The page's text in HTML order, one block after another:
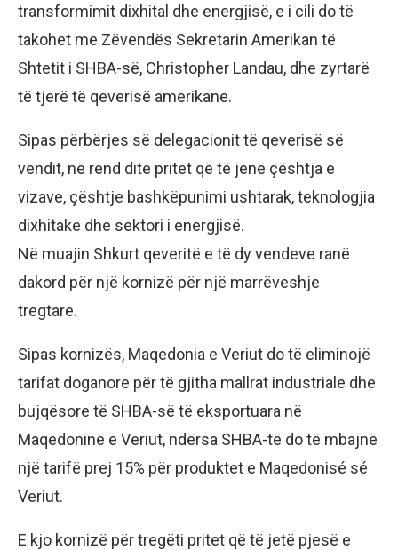
transformimit dixhital dhe energjisë, e i cili do të
takohet me Zëvendës Sekretarin Amerikan të
Shtetit i SHBA-së, Christopher Landau, dhe zyrtarë
të tjerë të qeverisë amerikane.
Sipas përbërjes së delegacionit të qeverisë së
vendit, në rend dite pritet që të jenë çështja e
vizave, çështje bashkëpunimi ushtarak, teknologjia
dixhitake dhe sektori i energjisë.
Në muajin Shkurt qeveritë e të dy vendeve ranë
dakord për një kornizë për një marrëveshje
tregtare.
Sipas kornizës, Maqedonia e Veriut do të eliminojë
tarifat doganore për të gjitha mallrat industriale dhe
bujqësore të SHBA-së të eksportuara në
Maqedoninë e Veriut, ndërsa SHBA-të do të mbajnë
një tarifë prej 15% për produktet e Maqedonisé sé
Veriut.
E kjo kornizë për tregëti pritet që të jetë pjesë e